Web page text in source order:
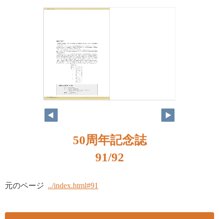
50周年記念誌
91/92
元のページ ../index.html#91